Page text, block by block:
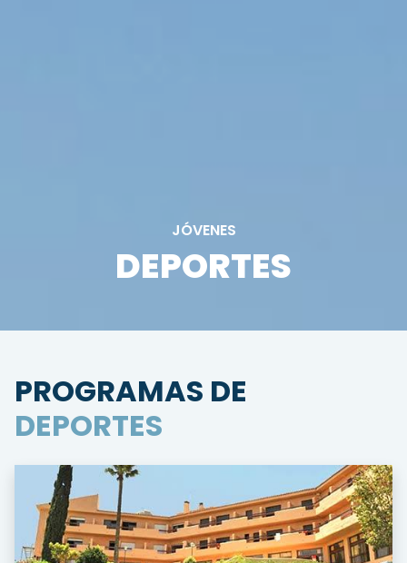
JÓVENES
DEPORTES
PROGRAMAS DE
DEPORTES